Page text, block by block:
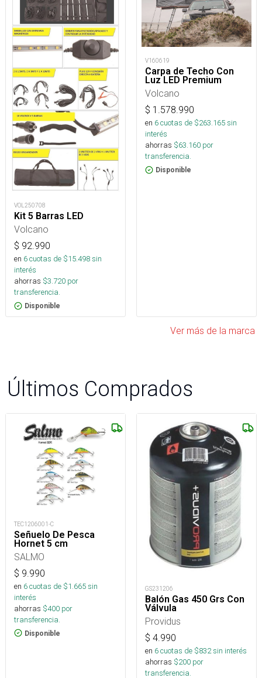
VOL250708
Kit 5 Barras LED
Volcano
$ 92.990
en 6cuotas de $15.498sin
interés
ahorras $3.720 por
transferencia.
Disponible
V160619
Carpa de Techo Con
Luz LED Premium
Volcano
$ 1.578.990
en 6cuotas de $263.165sin
interés
ahorras $63.160 por
transferencia.
Disponible
Ver más de la marca
Últimos Comprados
TEC1206001-C
Señuelo De Pesca
Hornet 5 cm
SALMO
$ 9.990
en 6cuotas de $1.665sin
interés
ahorras $400 por
transferencia.
Disponible
GS231206
Balón Gas 450 Grs Con
Válvula
Providus
$ 4.990
en 6cuotas de $832sin interés
ahorras $200 por
transferencia.